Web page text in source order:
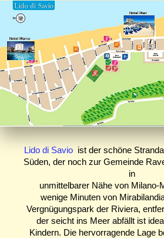
Lido di Savio ist der schöne
Süden, der noch zur Gemeinde
in
unmittelbarer Nähe von Milano-
wenige Minuten von
Vergnügungspark der Riviera,
der seicht ins Meer abfällt ist
Kindern. Die hervorragende Lage